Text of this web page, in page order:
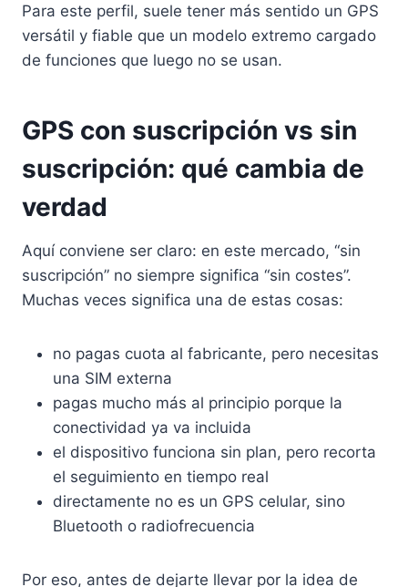
Para este perfil, suele tener más sentido un GPS
versátil y fiable que un modelo extremo cargado
de funciones que luego no se usan.
GPS con suscripción vs sin
suscripción: qué cambia de
verdad
Aquí conviene ser claro: en este mercado, “sin
suscripción” no siempre significa “sin costes”.
Muchas veces significa una de estas cosas:
no pagas cuota al fabricante, pero necesitas
una SIM externa
pagas mucho más al principio porque la
conectividad ya va incluida
el dispositivo funciona sin plan, pero recorta
el seguimiento en tiempo real
directamente no es un GPS celular, sino
Bluetooth o radiofrecuencia
Por eso, antes de dejarte llevar por la idea de